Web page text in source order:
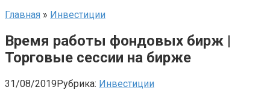
Главная » Инвестиции
Время работы фондовых бирж |
Торговые сессии на бирже
31/08/2019Рубрика: Инвестиции